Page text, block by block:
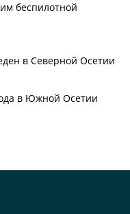
беспилотной
в Северной Осетии
в Южной Осетии